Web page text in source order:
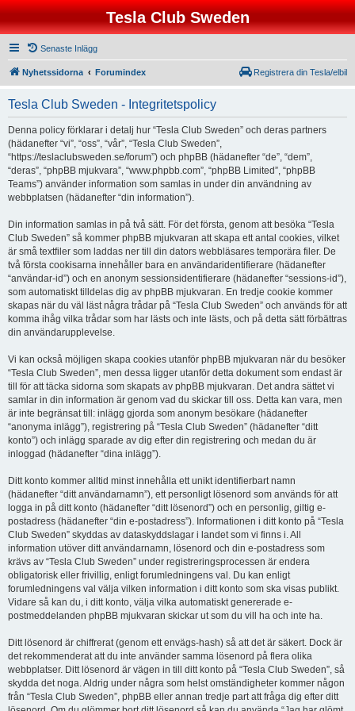
Tesla Club Sweden
Senaste Inlägg
Nyhetssidorna Forumindex Registrera din Tesla/elbil
Tesla Club Sweden - Integritetspolicy
Denna policy förklarar i detalj hur “Tesla Club Sweden” och deras partners
(hädanefter “vi”, “oss”, “vår”, “Tesla Club Sweden”,
“https://teslaclubsweden.se/forum”) och phpBB (hädanefter “de”, “dem”,
“deras”, “phpBB mjukvara”, “www.phpbb.com”, “phpBB Limited”, “phpBB
Teams”) använder information som samlas in under din användning av
webbplatsen (hädanefter “din information”).
Din information samlas in på två sätt. För det första, genom att besöka “Tesla
Club Sweden” så kommer phpBB mjukvaran att skapa ett antal cookies, vilket
är små textfiler som laddas ner till din dators webbläsares temporära filer. De
två första cookisarna innehåller bara en användaridentifierare (hädanefter
“användar-id”) och en anonym sessionsidentifierare (hädanefter “sessions-id”),
som automatiskt tilldelas dig av phpBB mjukvaran. En tredje cookie kommer
skapas när du väl läst några trådar på “Tesla Club Sweden” och används för att
komma ihåg vilka trådar som har lästs och inte lästs, och på detta sätt förbättras
din användarupplevelse.
Vi kan också möjligen skapa cookies utanför phpBB mjukvaran när du besöker
“Tesla Club Sweden”, men dessa ligger utanför detta dokument som endast är
till för att täcka sidorna som skapats av phpBB mjukvaran. Det andra sättet vi
samlar in din information är genom vad du skickar till oss. Detta kan vara, men
är inte begränsat till: inlägg gjorda som anonym besökare (hädanefter
“anonyma inlägg”), registrering på “Tesla Club Sweden” (hädanefter “ditt
konto”) och inlägg sparade av dig efter din registrering och medan du är
inloggad (hädanefter “dina inlägg”).
Ditt konto kommer alltid minst innehålla ett unikt identifierbart namn
(hädanefter “ditt användarnamn”), ett personligt lösenord som används för att
logga in på ditt konto (hädanefter “ditt lösenord”) och en personlig, giltig e-
postadress (hädanefter “din e-postadress”). Informationen i ditt konto på “Tesla
Club Sweden” skyddas av dataskyddslagar i landet som vi finns i. All
information utöver ditt användarnamn, lösenord och din e-postadress som
krävs av “Tesla Club Sweden” under registreringsprocessen är endera
obligatorisk eller frivillig, enligt forumledningens val. Du kan enligt
forumledningens val välja vilken information i ditt konto som ska visas publikt.
Vidare så kan du, i ditt konto, välja vilka automatiskt genererade e-
postmeddelanden phpBB mjukvaran skickar ut som du vill ha och inte ha.
Ditt lösenord är chiffrerat (genom ett envägs-hash) så att det är säkert. Dock är
det rekommenderat att du inte använder samma lösenord på flera olika
webbplatser. Ditt lösenord är vägen in till ditt konto på “Tesla Club Sweden”, så
skydda det noga. Aldrig under några som helst omständigheter kommer någon
från “Tesla Club Sweden”, phpBB eller annan tredje part att fråga dig efter ditt